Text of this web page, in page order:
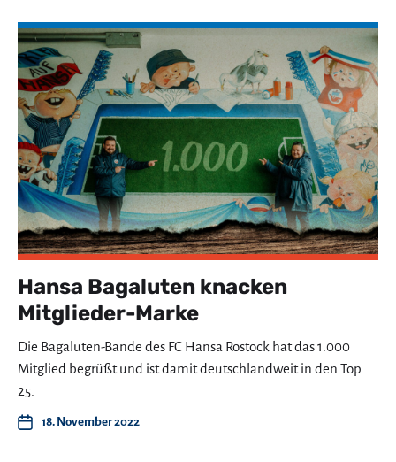
Hansa Bagaluten knacken
Mitglieder-Marke
Die Bagaluten-Bande des FC Hansa Rostock hat das 1.000
Mitglied begrüßt und ist damit deutschlandweit in den Top
25.
18. November 2022